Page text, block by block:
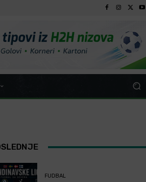
FUDBAL